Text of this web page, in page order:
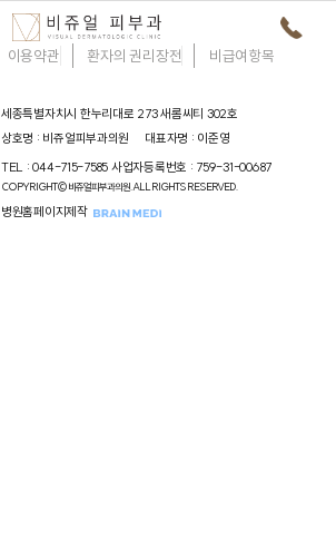
이용약관 환자의 권리장전 비급여항목
세종특별자치시 한누리대로 273 새롬씨티 302호
상호명 : 비쥬얼피부과의원
대표자명 : 이준영
TEL : 044-715-7585 사업자등록번호 : 759-31-00687
COPYRIGHT© 비쥬얼피부과의원. ALL RIGHTS RESERVED.
병원홈페이지제작